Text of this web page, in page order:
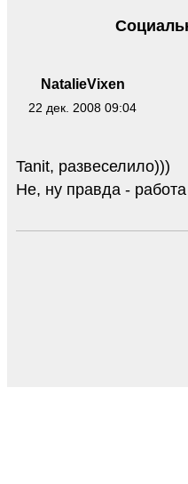
NatalieVixen
22 дек. 2008 09:04
Tanit, развеселило)))
Не, ну правда - работа